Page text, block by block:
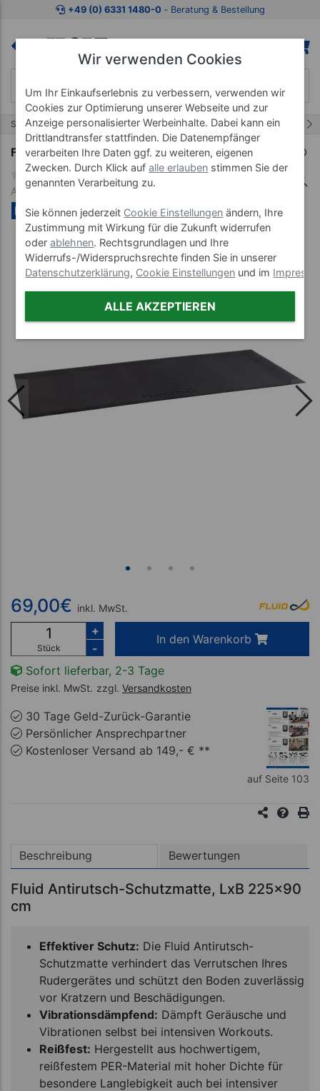
Zum Kaufbereich springen Zur Produktbeschreibung
+49 (0) 6331 1480-0 ‐ Beratung & Bestellung
Start Fitnessgeräte Rudergeräte 29/55
Fluid Antirutsch-Schutzmatte, LxB 225x90 cm
Art-Nr. 30024
NEU
69,00€ inkl. MwSt.
Stück
+
-
In den Warenkorb
Sofort lieferbar, 2-3 Tage
Preise inkl. MwSt. zzgl. Versandkosten
30 Tage Geld-Zurück-Garantie
Persönlicher Ansprechpartner
Kostenloser Versand ab 149,- € **
auf Seite 103
Beschreibung Bewertungen
Fluid Antirutsch-Schutzmatte, LxB 225x90
cm
Effektiver Schutz: Die Fluid Antirutsch-
Schutzmatte verhindert das Verrutschen Ihres
Rudergerätes und schützt den Boden zuverlässig
vor Kratzern und Beschädigungen.
Vibrationsdämpfend: Dämpft Geräusche und
Vibrationen selbst bei intensiven Workouts.
Reißfest: Hergestellt aus hochwertigem,
reißfestem PER-Material mit hoher Dichte für
besondere Langlebigkeit auch bei intensiver
Wir verwenden Cookies
Um Ihr Einkaufserlebnis zu verbessern, verwenden wir
Cookies zur Optimierung unserer Webseite und zur
Anzeige personalisierter Werbeinhalte. Dabei kann ein
Drittlandtransfer stattfinden. Die Datenempfänger
verarbeiten Ihre Daten ggf. zu weiteren, eigenen
Zwecken. Durch Klick aufalle erlauben stimmen Sie der
genannten Verarbeitung zu.
Sie können jederzeit Cookie Einstellungen ändern, Ihre
Zustimmung mit Wirkung für die Zukunft widerrufen
oderablehnen. Rechtsgrundlagen und Ihre
Widerrufs-/Widerspruchsrechte finden Sie in unserer
Datenschutzerklärung, Cookie Einstellungen und im
ALLE AKZEPTIEREN